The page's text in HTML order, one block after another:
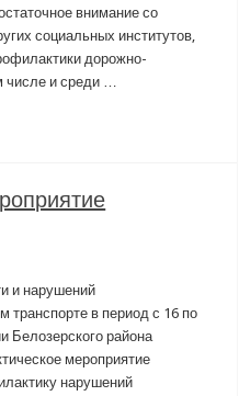
внимание со
социальных институтов,
дорожно-
числе и среди …
и нарушений
транспорте в период с 16 по
Белозерского района
мероприятие
нарушений